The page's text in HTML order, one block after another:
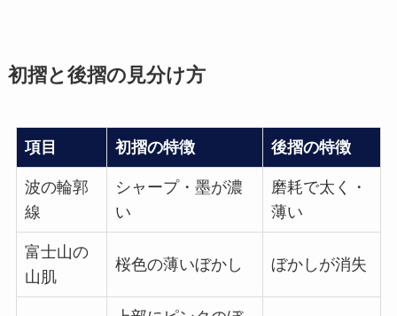
初摺と後摺の見分け方
項目 初摺の特徴 後摺の特徴
波の輪郭
線
シャープ・墨が濃
い
磨耗で太く・
薄い
富士山の
山肌
桜色の薄いぼかし ぼかしが消失